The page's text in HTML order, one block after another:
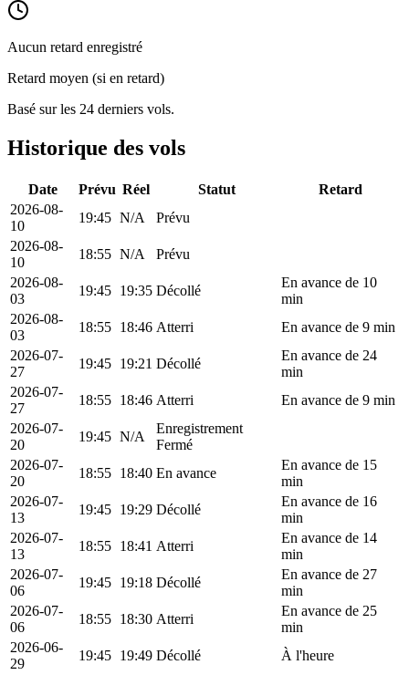
Aucun retard enregistré
Retard moyen (si en retard)
Basé sur les 24 derniers vols.
Historique des vols
Date Prévu Réel Statut
Retard
2026-08-
10
19:45 N/A
Prévu
2026-08-
10
18:55 N/A
Prévu
2026-08-
03
19:45 19:35 Décollé
En avance de 10
min
2026-08-
03
18:55 18:46 Atterri
En avance de 9 min
2026-07-
27
19:45 19:21 Décollé
En avance de 24
min
2026-07-
27
18:55 18:46 Atterri
En avance de 9 min
2026-07-
20
19:45 N/A
Enregistrement
Fermé
2026-07-
20
18:55 18:40 En avance
En avance de 15
min
2026-07-
13
19:45 19:29 Décollé
En avance de 16
min
2026-07-
13
18:55 18:41 Atterri
En avance de 14
min
2026-07-
06
19:45 19:18 Décollé
En avance de 27
min
2026-07-
06
18:55 18:30 Atterri
En avance de 25
min
2026-06-
29
19:45 19:49 Décollé
À l'heure